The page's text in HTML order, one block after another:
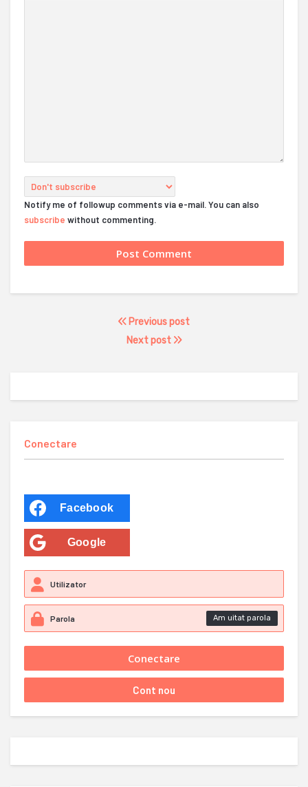
Notify me of followup comments via e-mail. You can also
subscribe without commenting.
Previous post
Next post
Conectare
Facebook
Google
Am uitat parola